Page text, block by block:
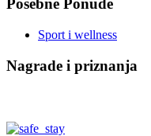
Posebne Ponude
Sport i wellness
Nagrade i priznanja